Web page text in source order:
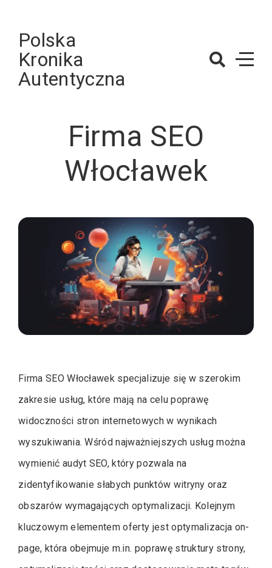
contentPolska
Kronika
Autentyczna
Firma SEO
Włocławek
Firma SEO Włocławek specjalizuje się w szerokim
zakresie usług, które mają na celu poprawę
widoczności stron internetowych w wynikach
wyszukiwania. Wśród najważniejszych usług można
wymienić audyt SEO, który pozwala na
zidentyfikowanie słabych punktów witryny oraz
obszarów wymagających optymalizacji. Kolejnym
kluczowym elementem oferty jest optymalizacja on-
page, która obejmuje m.in. poprawę struktury strony,